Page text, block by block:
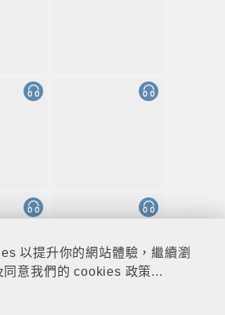
以提升你的網站體驗，繼續瀏
同意我們的 cookies 政策...